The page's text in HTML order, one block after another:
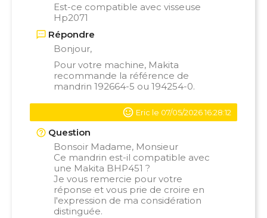
Est-ce compatible avec visseuse
Hp2071
Répondre
Bonjour,
Pour votre machine, Makita
recommande la référence de
mandrin 192664-5 ou 194254-0.
Eric le 07/05/2026 16:28:12
Question
Bonsoir Madame, Monsieur
Ce mandrin est-il compatible avec
une Makita BHP451 ?
Je vous remercie pour votre
réponse et vous prie de croire en
l'expression de ma considération
distinguée.